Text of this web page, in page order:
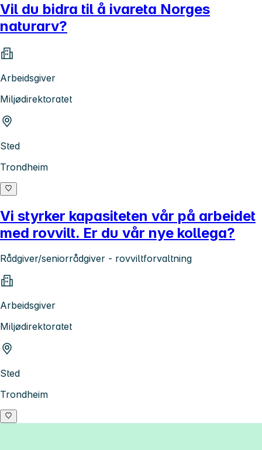
Vil du bidra til å ivareta Norges
naturarv?
Arbeidsgiver
Miljødirektoratet
Sted
Trondheim
Vi styrker kapasiteten vår på arbeidet
med rovvilt. Er du vår nye kollega?
Rådgiver/seniorrådgiver - rovviltforvaltning
Arbeidsgiver
Miljødirektoratet
Sted
Trondheim